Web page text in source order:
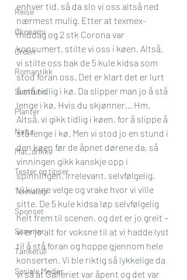
Reise
Økonomi
Orden
Romantikk
Samfunn
Planter
Natur
Mat_drikke
Tester og tipser
Teknologi
Sponset
Sommer
Tanketull
Sosiale Medier
enhver tid, så da slo vi oss altså ned
nærmest mulig. Etter at texmex-
middag og 2 stk Corona var
konsumert, stilte vi oss i køen. Altså,
vi stilte oss bak de 5 kule kidsa som
stod foran oss. Det er klart det er lurt
å stå tidlig i kø. Da slipper man jo å stå
lenge i kø. Hvis du skjønner… Hm.
Altså, vi gikk tidlig i køen, for å slippe å
stå lenge i kø. Men vi stod jo en stund i
den køen før de åpnet dørene da, så
vinningen gikk kanskje opp i
spinningen. Irrelevant, selvfølgelig.
Vi kunne velge og vrake hvor vi ville
sitte. De 5 kule kidsa løp selvfølgelig
helt frem til scenen, og det er jo greit –
vi er jo alt for voksne til at vi hadde lyst
til å stå foran og hoppe gjennom hele
konserten. Vi ble riktig så lykkelige da
vi så at Galleriet var åpent og det var